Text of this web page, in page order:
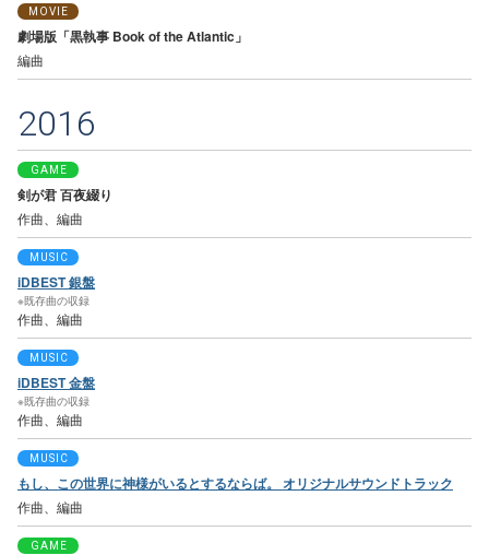
MOVIE
劇場版「黒執事 Book of the Atlantic」
編曲
2016
GAME
剣が君 百夜綴り
作曲、編曲
MUSIC
iDBEST 銀盤
※既存曲の収録
作曲、編曲
MUSIC
iDBEST 金盤
※既存曲の収録
作曲、編曲
MUSIC
もし、この世界に神様がいるとするならば。 オリジナルサウンドトラック
作曲、編曲
GAME